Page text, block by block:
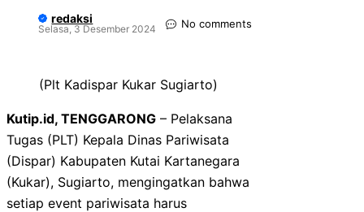
redaksi
Selasa, 3 Desember 2024 No comments
(Plt Kadispar Kukar Sugiarto)
Kutip.id, TENGGARONG – Pelaksana
Tugas (PLT) Kepala Dinas Pariwisata
(Dispar) Kabupaten Kutai Kartanegara
(Kukar), Sugiarto, mengingatkan bahwa
setiap event pariwisata harus